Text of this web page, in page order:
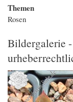
Themen
Rosen
Bildergalerie